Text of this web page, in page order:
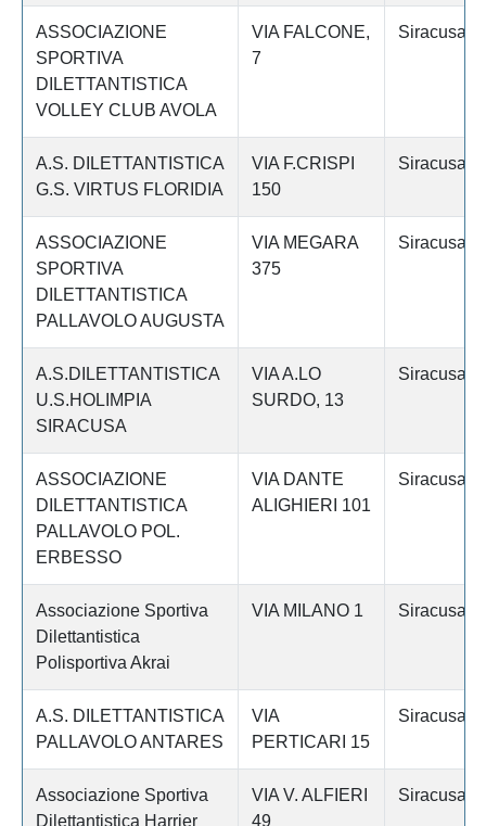
ASSOCIAZIONE
SPORTIVA
DILETTANTISTICA
VOLLEY CLUB AVOLA
VIA FALCONE,
7
Siracusa
A.S. DILETTANTISTICA
G.S. VIRTUS FLORIDIA
VIA F.CRISPI
150
Siracusa
ASSOCIAZIONE
SPORTIVA
DILETTANTISTICA
PALLAVOLO AUGUSTA
VIA MEGARA
375
Siracusa
A.S.DILETTANTISTICA
U.S.HOLIMPIA
SIRACUSA
VIA A.LO
SURDO, 13
Siracusa
ASSOCIAZIONE
DILETTANTISTICA
PALLAVOLO POL.
ERBESSO
VIA DANTE
ALIGHIERI 101
Siracusa
Associazione Sportiva
Dilettantistica
Polisportiva Akrai
VIA MILANO 1 Siracusa
A.S. DILETTANTISTICA
PALLAVOLO ANTARES
VIA
PERTICARI 15
Siracusa
Associazione Sportiva
Dilettantistica Harrier
VIA V. ALFIERI
49
Siracusa